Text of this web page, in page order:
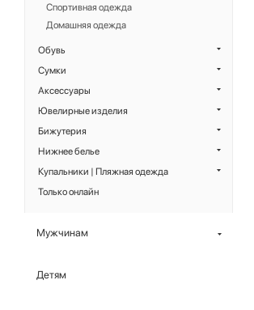
Спортивная одежда
Домашняя одежда
Обувь
Сумки
Аксессуары
Ювелирные изделия
Бижутерия
Нижнее белье
Купальники | Пляжная одежда
Только онлайн
Мужчинам
Детям